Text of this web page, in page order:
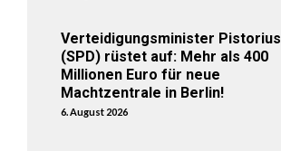
Verteidigungsminister Pistorius
(SPD) rüstet auf: Mehr als 400
Millionen Euro für neue
Machtzentrale in Berlin!
6. August 2026